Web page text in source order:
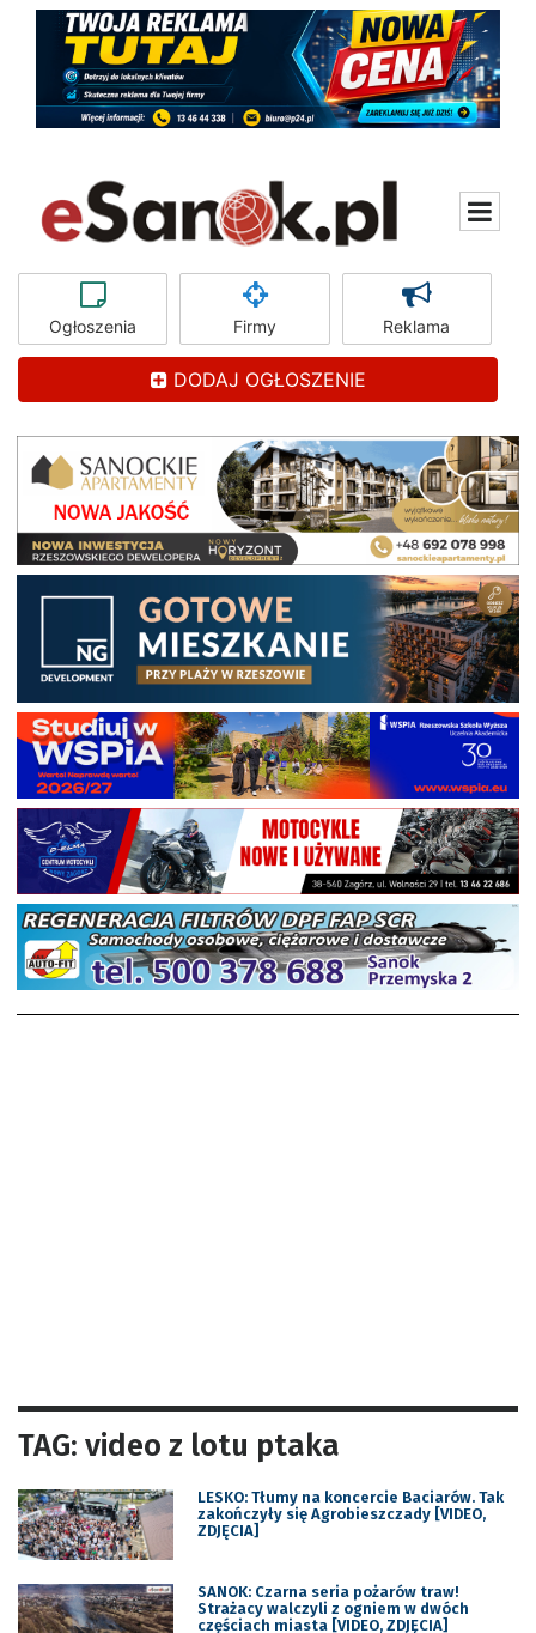
Ogłoszenia Firmy Reklama
DODAJ OGŁOSZENIE
TAG: video z lotu ptaka
LESKO: Tłumy na koncercie Baciarów. Tak
zakończyły się Agrobieszczady [VIDEO,
ZDJĘCIA]
SANOK: Czarna seria pożarów traw!
Strażacy walczyli z ogniem w dwóch
częściach miasta [VIDEO, ZDJĘCIA]